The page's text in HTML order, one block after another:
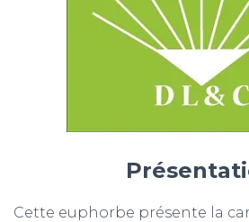
Cette euphorbe présente la